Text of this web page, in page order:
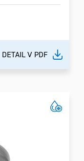
DETAIL V PDF